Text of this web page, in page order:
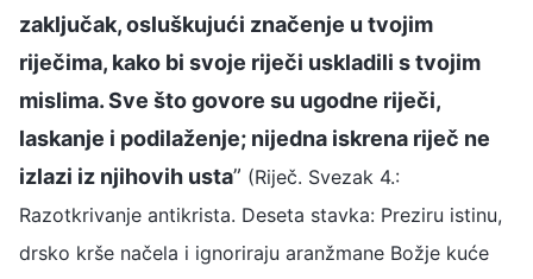
zaključak, osluškujući značenje u tvojim
riječima, kako bi svoje riječi uskladili s tvojim
mislima. Sve što govore su ugodne riječi,
laskanje i podilaženje; nijedna iskrena riječ ne
izlazi iz njihovih usta” (Riječ. Svezak 4.:
Razotkrivanje antikrista. Deseta stavka: Preziru istinu,
drsko krše načela i ignoriraju aranžmane Božje kuće